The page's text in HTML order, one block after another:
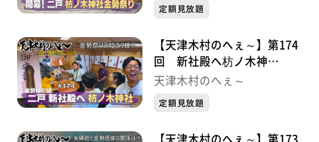
定額見放題
【天津木村のへぇ～】第174
回 新社殿へ枋ノ木神
社・・・金勢様シリーズ⑥
天津木村のへぇ～
定額見放題
【天津木村のへぇ～】第173